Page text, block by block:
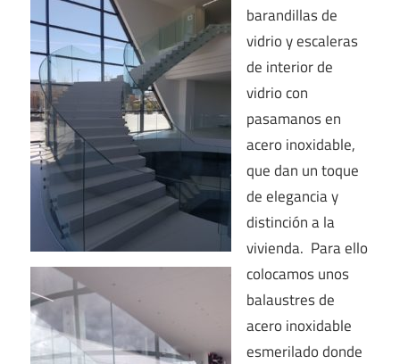
barandillas de
vidrio y escaleras
de interior de
vidrio con
pasamanos en
acero inoxidable,
que dan un toque
de elegancia y
distinción a la
vivienda. Para ello
colocamos unos
balaustres de
acero inoxidable
esmerilado donde